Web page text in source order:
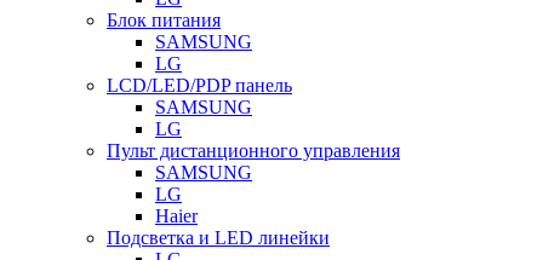
Блок питания
SAMSUNG
LG
LCD/LED/PDP панель
SAMSUNG
LG
Пульт дистанционного управления
SAMSUNG
LG
Haier
Подсветка и LED линейки